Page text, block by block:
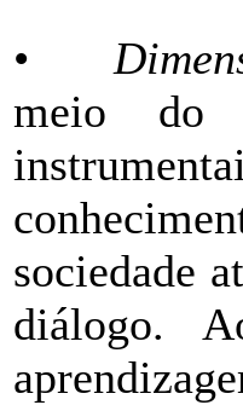
•
meio do
sociedade
diálogo.